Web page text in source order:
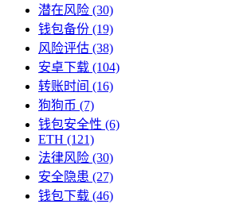
潜在风险 (30)
钱包备份 (19)
风险评估 (38)
安卓下载 (104)
转账时间 (16)
狗狗币 (7)
钱包安全性 (6)
ETH (121)
法律风险 (30)
安全隐患 (27)
钱包下载 (46)